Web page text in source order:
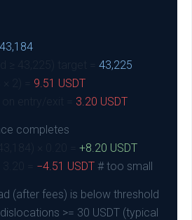
43,184
43,225
9.51 USDT
3.20 USDT
completes
+8.20 USDT
−4.51 USDT # too small
(after fees) is below threshold
>= 30 USDT (typical